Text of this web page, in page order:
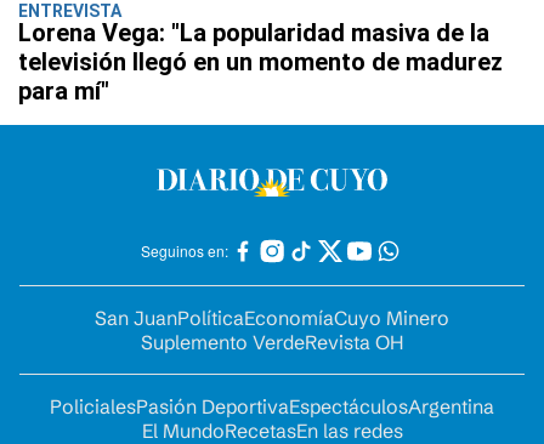
ENTREVISTA
Lorena Vega: "La popularidad masiva de la
televisión llegó en un momento de madurez
para mí"
Seguinos en:
San JuanPolíticaEconomíaCuyo Minero
Suplemento VerdeRevista OH
PolicialesPasión DeportivaEspectáculosArgentina
El MundoRecetasEn las redes